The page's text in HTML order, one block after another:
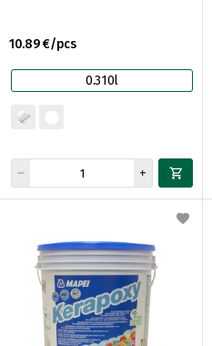
10.89 €/pcs
0.310l